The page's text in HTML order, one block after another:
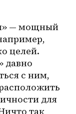
— мощный
целей.
давно
с ним,
для
так